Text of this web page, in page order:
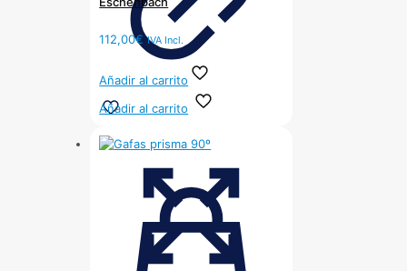
112,00€ IVA Incl.
Añadir al carrito
Añadir al carrito